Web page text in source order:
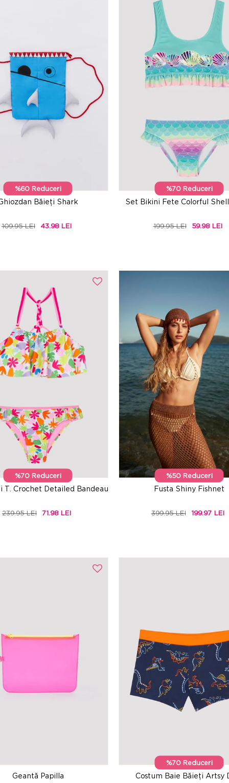
%60 Reduceri
Băieți Shark
109.95 LEI 43.98 LEI
%70 Reduceri
Set Bikini Fete Colorful
199.95 LEI 59.98 LEI
%70 Reduceri
T. Crochet Detailed Bandeau
239.95 LEI 71.98 LEI
%50 Reduceri
Fusta Shiny Fishnet
399.95 LEI 199.97 LEI
Geantă Papilla
%70 Reduceri
Costum Baie Băieți Artsy